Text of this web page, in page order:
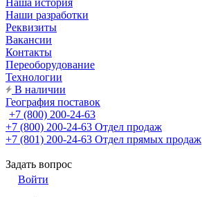
Наша история
Наши разработки
Реквизиты
Вакансии
Контакты
Переоборудование
Технологии
В наличии
География поставок
+7 (800) 200-24-63
+7 (800) 200-24-63 Отдел продаж
+7 (801) 200-24-63 Отдел прямых продаж
Задать вопрос
Войти